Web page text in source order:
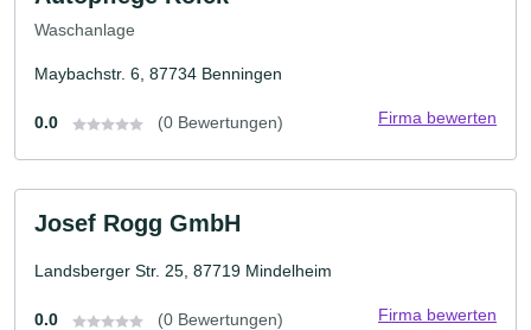
Waschanlage
Maybachstr. 6, 87734 Benningen
0.0 (0 Bewertungen) Firma bewerten
Josef Rogg GmbH
Landsberger Str. 25, 87719 Mindelheim
0.0 (0 Bewertungen) Firma bewerten